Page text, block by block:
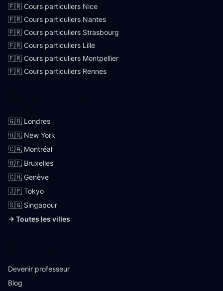
🇫🇷 Cours particuliers Nice
🇫🇷 Cours particuliers Nantes
🇫🇷 Cours particuliers Strasbourg
🇫🇷 Cours particuliers Lille
🇫🇷 Cours particuliers Montpellier
🇫🇷 Cours particuliers Rennes
🇬🇧 Londres
🇺🇸 New York
🇨🇦 Montréal
🇧🇪 Bruxelles
🇨🇭 Genève
🇯🇵 Tokyo
🇸🇬 Singapour
→ Toutes les villes
Devenir professeur
Blog